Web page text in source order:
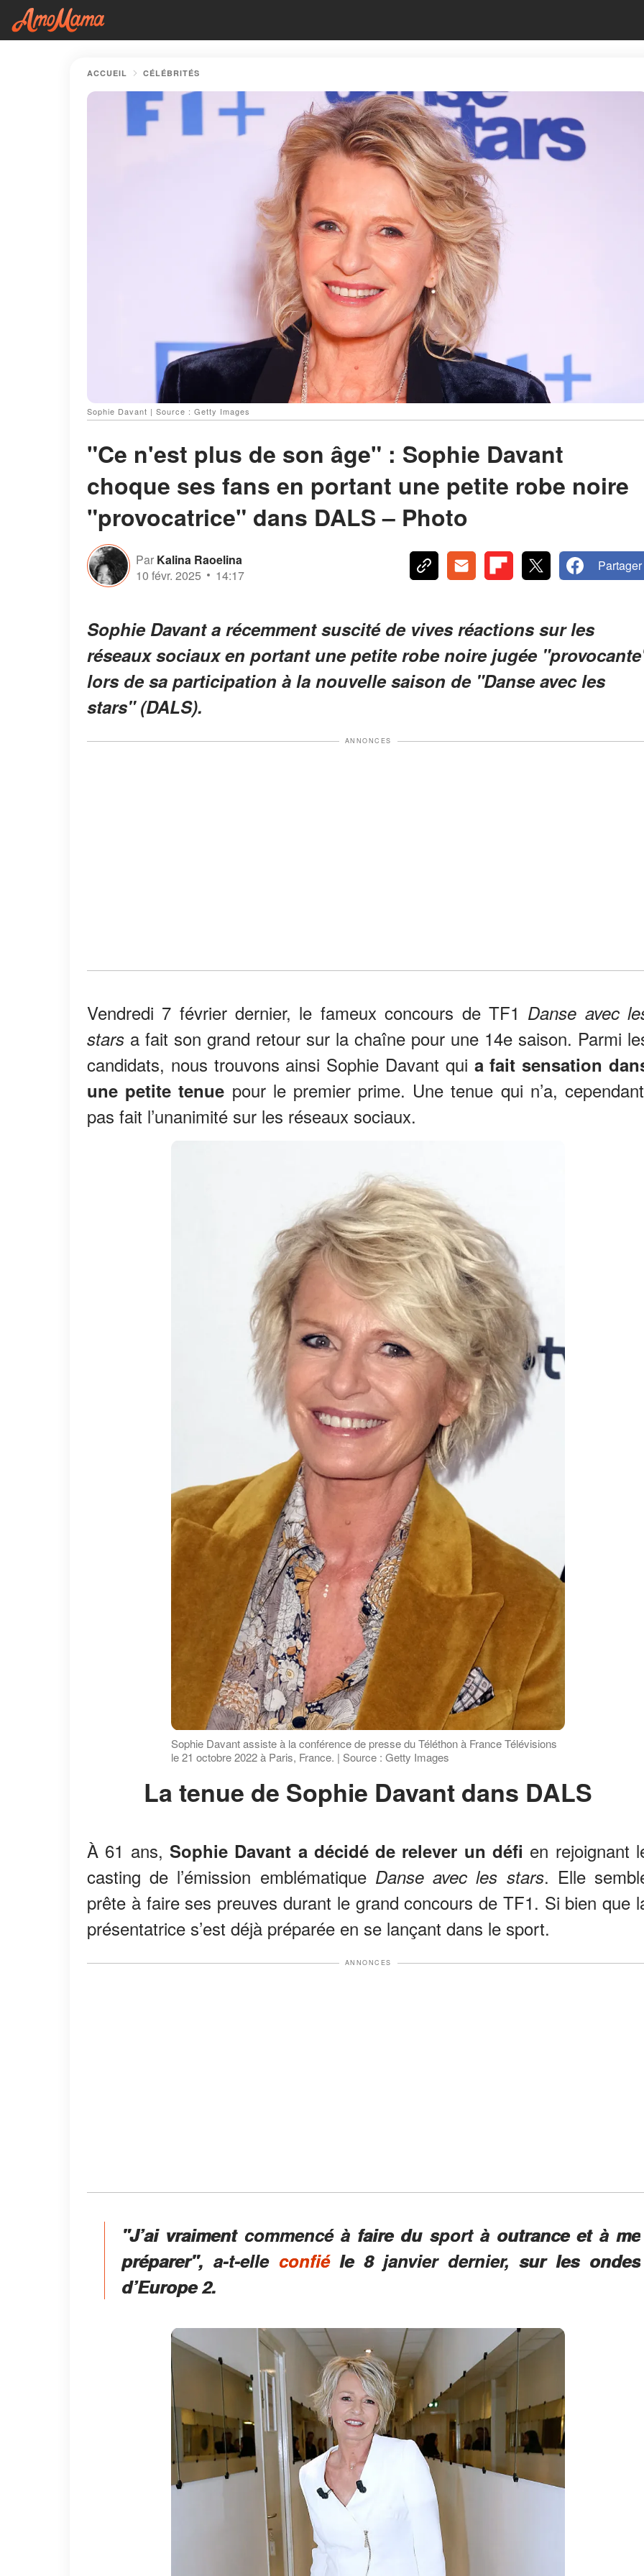
ACCUEIL CÉLÉBRITÉS
Sophie Davant | Source : Getty Images
"Ce n'est plus de son âge" : Sophie Davant
choque ses fans en portant une petite robe noire
"provocatrice" dans DALS – Photo
Par Kalina Raoelina
10 févr. 2025
14:17
Partager
Sophie Davant a récemment suscité de vives réactions sur les
réseaux sociaux en portant une petite robe noire jugée
lors de sa participation à la nouvelle saison de "Danse avec les
stars" (DALS).
ANNONCES
Vendredi 7 février dernier, le fameux concours de TF1 Danse avec
stars a fait son grand retour sur la chaîne pour une 14e saison. Parmi
candidats, nous trouvons ainsi Sophie Davant qui a fait sensation
une petite tenue pour le premier prime. Une tenue qui n’a,
pas fait l’unanimité sur les réseaux sociaux.
Sophie Davant assiste à la conférence de presse du Téléthon à France Télévisions
le 21 octobre 2022 à Paris, France. | Source : Getty Images
La tenue de Sophie Davant dans DALS
À 61 ans, Sophie Davant a décidé de relever un défi en rejoignant
casting de l’émission emblématique Danse avec les stars. Elle
prête à faire ses preuves durant le grand concours de TF1. Si bien que
présentatrice s’est déjà préparée en se lançant dans le sport.
ANNONCES
"J’ai vraiment commencé à faire du sport à outrance et à me
préparer", a-t-elle confiéle 8 janvier dernier, sur les ondes
d’Europe 2.